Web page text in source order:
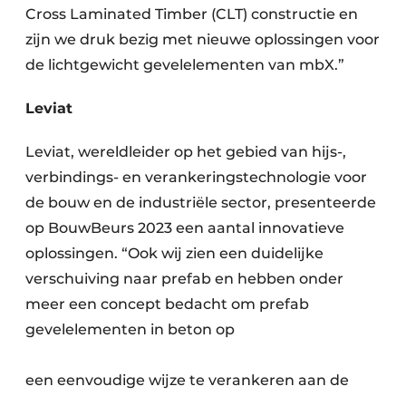
Cross Laminated Timber (CLT) constructie en
zijn we druk bezig met nieuwe oplossingen voor
de lichtgewicht gevelelementen van mbX.”
Leviat
Leviat, wereldleider op het gebied van hijs-,
verbindings- en verankeringstechnologie voor
de bouw en de industriële sector, presenteerde
op BouwBeurs 2023 een aantal innovatieve
oplossingen. “Ook wij zien een duidelijke
verschuiving naar prefab en hebben onder
meer een concept bedacht om prefab
gevelelementen in beton op
een eenvoudige wijze te verankeren aan de